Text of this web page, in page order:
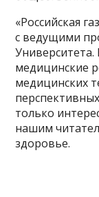
«Российская
с ведущими
медицинские
медицинских
только
нашим
здоровье.